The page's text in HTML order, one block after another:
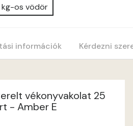
Anticred E
Apple E
kg-os vödör
információk Kérdezni
vékonyvakolat 25
- Amber E